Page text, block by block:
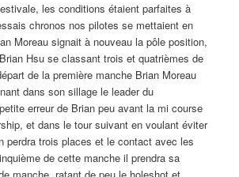
les conditions étaient parfaites à
chronos nos pilotes se mettaient en
Moreau signait à nouveau la pôle position,
Hsu se classant trois et quatrièmes de
de la première manche Brian Moreau
dans son sillage le leader du
erreur de Brian peu avant la mi course
et dans le tour suivant en voulant éviter
perdra trois places et le contact avec les
de cette manche il prendra sa